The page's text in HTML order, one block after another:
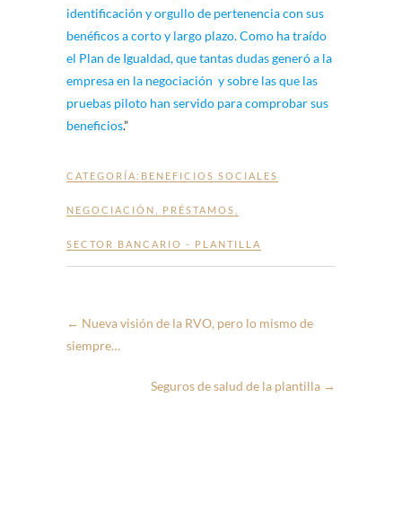
identificación y orgullo de pertenencia con sus
benéficos a corto y largo plazo. Como ha traído
el Plan de Igualdad, que tantas dudas generó a la
empresa en la negociación y sobre las que las
pruebas piloto han servido para comprobar sus
beneficios.”
CATEGORÍA: BENEFICIOS SOCIALES
NEGOCIACIÓN PRÉSTAMOS
SECTOR BANCARIO - PLANTILLA
← Nueva visión de la RVO, pero lo mismo de
siempre…
Seguros de salud de la plantilla →